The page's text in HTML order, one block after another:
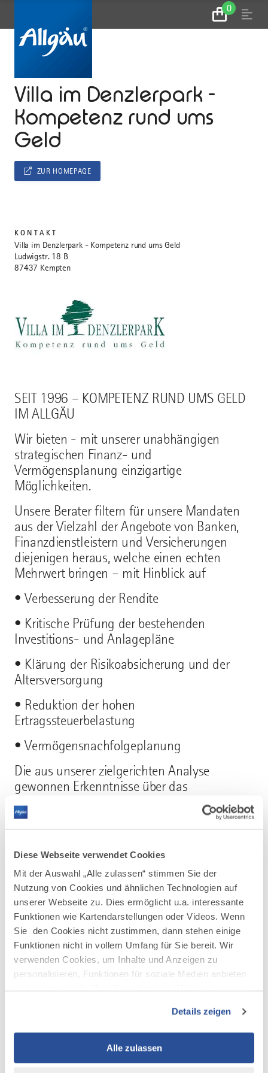
Diese Webseite verwendet Cookies
Mit der Auswahl „Alle zulassen“ stimmen Sie der
Nutzung von Cookies und ähnlichen Technologien auf
unserer Webseite zu. Dies ermöglicht u.a. interessante
Funktionen wie Kartendarstellungen oder Videos. Wenn
Sie den Cookies nicht zustimmen, dann stehen einige
Funktionen nicht in vollem Umfang für Sie bereit. Wir
verwenden Cookies, um Inhalte und Anzeigen zu
personalisieren, Funktionen für soziale Medien anbieten
Verwendung unserer Website an unsere Partner für
soziale Medien, Werbung und Analysen weiter. Unsere
Partner führen diese Informationen möglicherweise mit
weiteren Daten zusammen, die Sie ihnen bereitgestellt
Details zeigen
Alle zulassen
0
Zum
Warenkorb
Menu
Villa im Denzlerpark -
Kompetenz rund ums
Geld
SEIT 1996 – KOMPETENZ RUND UMS GELD
IM ALLGÄU
Wir bieten - mit unserer unabhängigen
strategischen Finanz- und
Vermögensplanung einzigartige
Möglichkeiten.
Unsere Berater filtern für unsere Mandaten
aus der Vielzahl der Angebote von Banken,
Finanzdienstleistern und Versicherungen
diejenigen heraus, welche einen echten
Mehrwert bringen – mit Hinblick auf
• Verbesserung der Rendite
• Kritische Prüfung der bestehenden
Investitions- und Anlagepläne
• Klärung der Risikoabsicherung und der
Altersversorgung
• Reduktion der hohen
Ertragssteuerbelastung
• Vermögensnachfolgeplanung
Die aus unserer zielgerichten Analyse
gewonnen Erkenntnisse über das
vorhandenes Vermögen lässt
Liquiditätsströme und die steuerlichen
werden. Unsere strategische Finanzplanung
Vermögensberatung hinaus.
Integrität, Respekt, Ehrlichkeit und
Verantwortungsbewusstsein bilden die Basis
unserer Philosophie.
Unser Ziel ist in allem was wir tun, immer bei
den Besten zu sein. Daher gehören Initiative,
unserem Selbstverständnis und unsere
soziale Kompetenz aus.
Seit über zwei Jahrzehnten sind wir in der
ZUR HOMEPAGE
KONTAKT
Villa im Denzlerpark - Kompetenz rund ums Geld
Ludwigstr. 18 B
87437 Kempten